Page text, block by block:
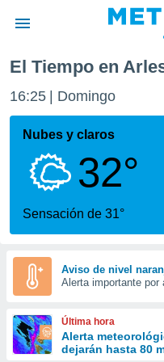
de
por
que se
calidad.
a este
las
y
forma
digital
basada
El Tiempo en
16:25 Domingo
Nubes y claros
32°
Sensación de 31°
Aviso de nivel
Alerta importante por
Última hora
Alerta
dejarán hasta 80